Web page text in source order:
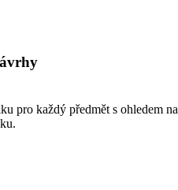
pro každý předmět s ohledem na